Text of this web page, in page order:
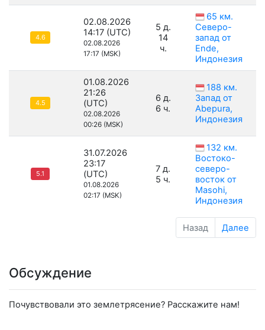
4.6
02.08.2026
14:17 (UTC)
02.08.2026
17:17 (MSK)
5 д.
14
ч.
65 км.
Северо-
запад от
Ende,
Индонезия
4.5
01.08.2026
21:26
(UTC)
02.08.2026
00:26 (MSK)
6 д.
6 ч.
188 км.
Запад от
Abepura,
Индонезия
5.1
31.07.2026
23:17
(UTC)
01.08.2026
02:17 (MSK)
7 д.
5 ч.
132 км.
Востоко-
северо-
восток от
Masohi,
Индонезия
Назад Далее
Обсуждение
Почувствовали это землетрясение? Расскажите нам!